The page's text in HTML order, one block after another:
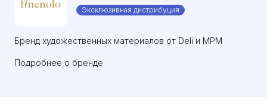
Эксклюзивная дистрибуция
Бренд художественных материалов от Deli и MPM
Подробнее о бренде